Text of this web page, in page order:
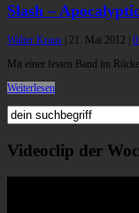
Slash –
Walter Kraus 21. Mai 2012
Mit einer festen Band im
Weiterlesen
Videoclip der